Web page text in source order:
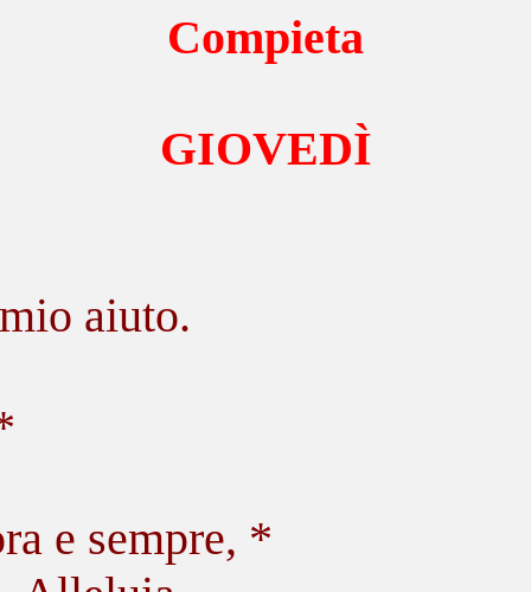
Compieta
GIOVEDÌ
aiuto.
e sempre, *